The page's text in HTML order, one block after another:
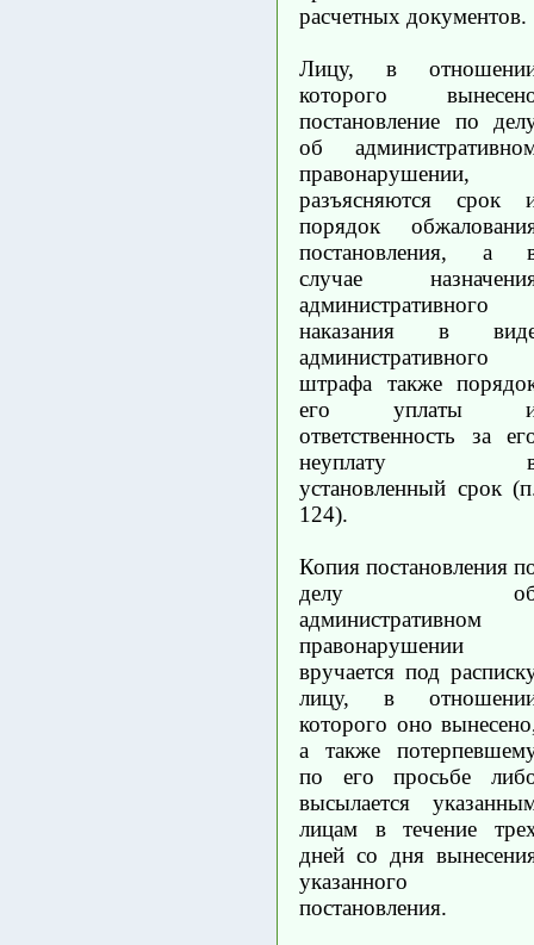
расчетных документов.
Лицу, в
которого
постановление по
об
правонарушении,
разъясняются срок
порядок
постановления, а
случае
административного
наказания в
административного
штрафа также
его уплаты
ответственность за
неуплату
установленный срок
124).
Копия постановления
делу
административном
правонарушении
вручается под
лицу, в
которого оно
а также
по его просьбе
высылается
лицам в течение
дней со дня
указанного
постановления.